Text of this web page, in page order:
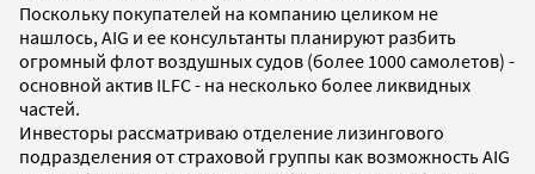
Поскольку покупателей на компанию целиком не
нашлось, AIG и ее консультанты планируют разбить
огромный флот воздушных судов (более 1000 самолетов) -
основной актив ILFC - на несколько более ликвидных
частей.
Инвесторы рассматриваю отделение лизингового
подразделения от страховой группы как возможность AIG